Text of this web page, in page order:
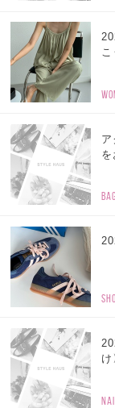
を
BAG